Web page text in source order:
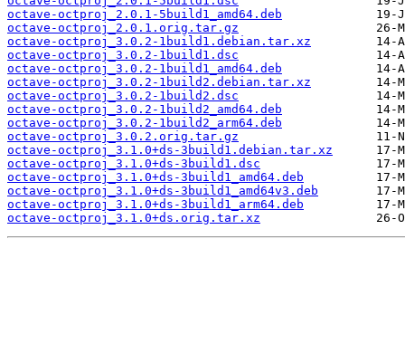
octave-octproj_2.0.1-5build1_amd64.deb
octave-octproj_2.0.1.orig.tar.gz
octave-octproj_3.0.2-1build1.debian.tar.xz
octave-octproj_3.0.2-1build1.dsc
octave-octproj_3.0.2-1build1_amd64.deb
octave-octproj_3.0.2-1build2.debian.tar.xz
octave-octproj_3.0.2-1build2.dsc
octave-octproj_3.0.2-1build2_amd64.deb
octave-octproj_3.0.2-1build2_arm64.deb
octave-octproj_3.0.2.orig.tar.gz
octave-octproj_3.1.0+ds-3build1.debian.tar.xz
octave-octproj_3.1.0+ds-3build1.dsc
octave-octproj_3.1.0+ds-3build1_amd64.deb
octave-octproj_3.1.0+ds-3build1_amd64v3.deb
octave-octproj_3.1.0+ds-3build1_arm64.deb
octave-octproj_3.1.0+ds.orig.tar.xz